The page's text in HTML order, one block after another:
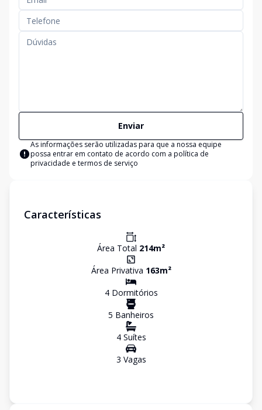
Enviar
As informações serão utilizadas para que a nossa equipe
possa entrar em contato de acordo com a política de
privacidade e termos de serviço
Características
Área Total 214m²
Área Privativa 163m²
4Dormitórios
5 Banheiros
4Suítes
3 Vagas